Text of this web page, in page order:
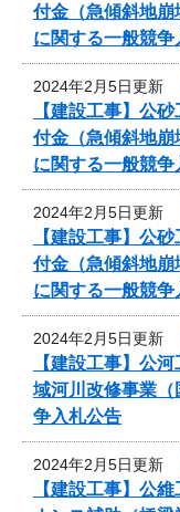
付金（急傾斜地
に関する一般競争
2024年2月5日更新
【建設工事】公
付金（急傾斜地
に関する一般競争
2024年2月5日更新
【建設工事】公
付金（急傾斜地
に関する一般競争
2024年2月5日更新
【建設工事】公
域河川改修事業
争入札公告
2024年2月5日更新
【建設工事】公